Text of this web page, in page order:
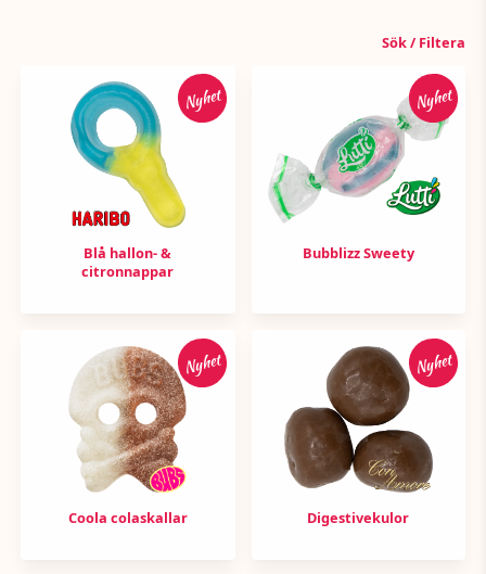
Sök / Filtera
Nyhet
Blå hallon- &
citronnappar
Nyhet
Bubblizz Sweety
Nyhet
Coola colaskallar
Nyhet
Digestivekulor